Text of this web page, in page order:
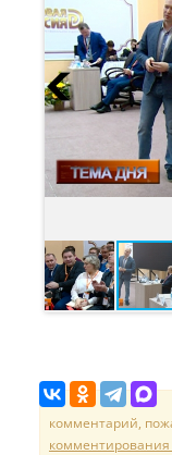
комментарий,
комментирования